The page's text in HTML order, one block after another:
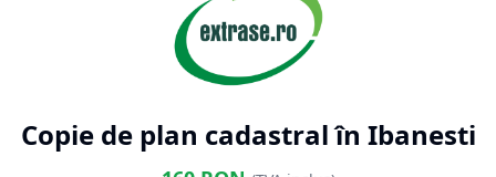
Copie de plan cadastral în Ibanesti